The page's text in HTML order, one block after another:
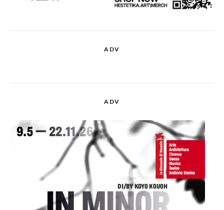
ADV
ADV